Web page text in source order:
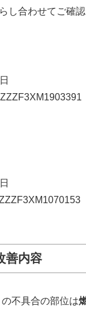
し合わせてご確認
善内容
不具合の部位は